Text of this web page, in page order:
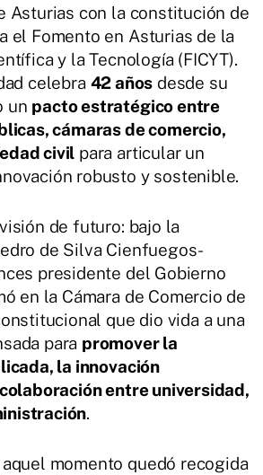
Asturias con la constitución de
el Fomento en Asturias de la
y la Tecnología (FICYT).
celebra 42 años desde su
un pacto estratégico entre
cámaras de comercio,
civil para articular un
robusto y sostenible.
de futuro: bajo la
de Silva Cienfuegos-
presidente del Gobierno
en la Cámara de Comercio de
que dio vida a una
para promover la
la innovación
entre universidad,
.
momento quedó recogida